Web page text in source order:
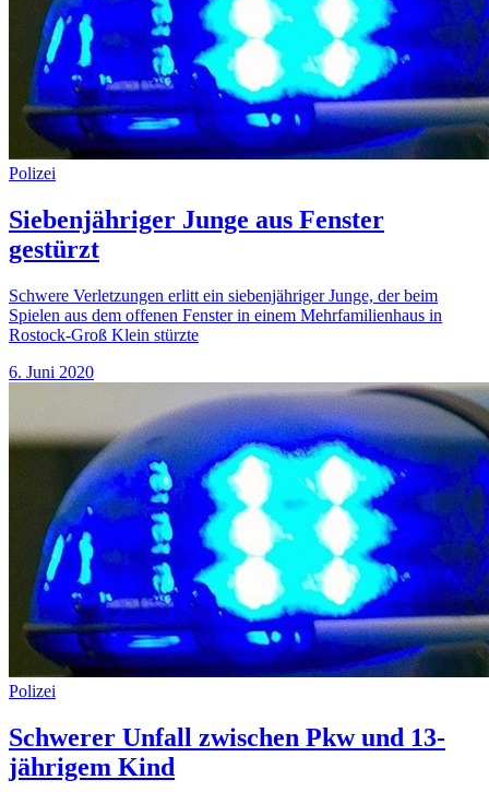
Polizei
Siebenjähriger Junge aus Fenster
gestürzt
Schwere Verletzungen erlitt ein siebenjähriger Junge, der beim
Spielen aus dem offenen Fenster in einem Mehrfamilienhaus in
Rostock-Groß Klein stürzte
6. Juni 2020
Polizei
Schwerer Unfall zwischen Pkw und 13-
jährigem Kind